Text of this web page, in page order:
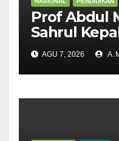
Prof Abdul
Sahrul
AGU 7, 2026